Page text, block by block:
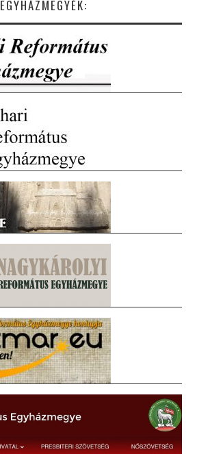
EGYHÁZMEGYÉK: